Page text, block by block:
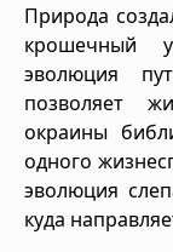
Природа
крошечный
эволюция
позволяет
окраины
одного
эволюция
куда